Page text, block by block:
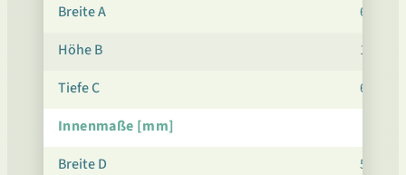
Breite A
600
Höhe B
1440
Tiefe C
630
Innenmaße [mm]
Breite D
500